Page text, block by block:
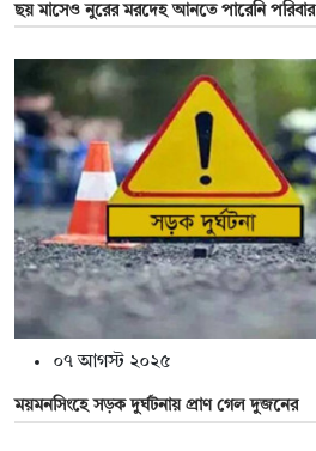
ছয় মাসেও নুরের মরদেহ আনতে পারেনি পরিবার
০৭ আগস্ট ২০২৫
ময়মনসিংহে সড়ক দুর্ঘটনায় প্রাণ গেল দুজনের